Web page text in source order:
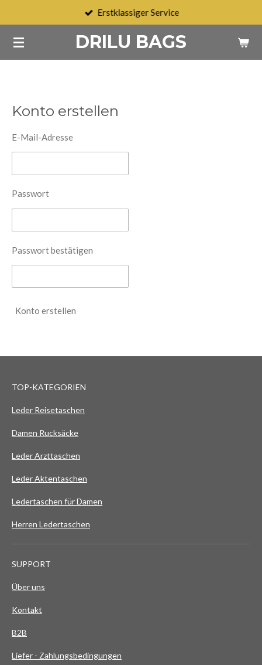
springen
DRILU BAGS
Erstklassiger Service
Konto erstellen
E-Mail-Adresse
Passwort
Passwort bestätigen
Konto erstellen
TOP-KATEGORIEN
Leder Reisetaschen
Damen Rucksäcke
Leder Arzttaschen
Leder Aktentaschen
Ledertaschen für Damen
Herren Ledertaschen
SUPPORT
Über uns
Kontakt
B2B
Liefer - Zahlungsbedingungen